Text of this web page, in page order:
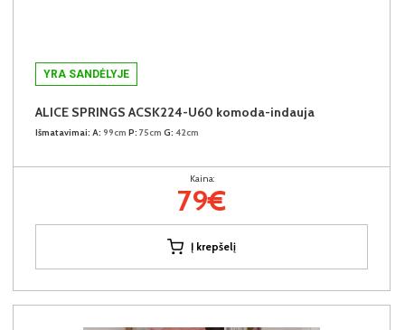
YRA SANDĖLYJE
ALICE SPRINGS ACSK224-U60 komoda-indauja
Išmatavimai: A: 99cm P: 75cm G: 42cm
Kaina:
79€
Į krepšelį